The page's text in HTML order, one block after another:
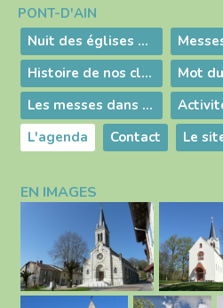
Navigation
PONT-D'AIN
Nuit des églises paroisse de Pont d'Ain
Histoire de nos clochers
Mot
Les messes dans nos églises
L'agenda
Contact
EN IMAGES